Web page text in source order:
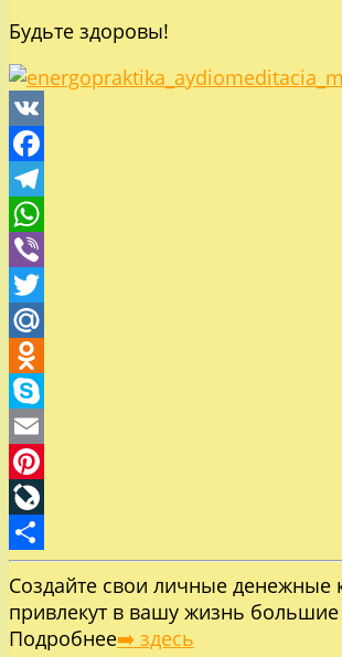
Будьте здоровы!
VK
Facebook
Telegram
WhatsApp
Viber
Twitter
Mail.Ru
Odnoklassniki
Skype
Email
Pinterest
LiveJournal
Отправить
Создайте свои личные денежные
привлекут в вашу жизнь большие
Подробнее➡️ здесь